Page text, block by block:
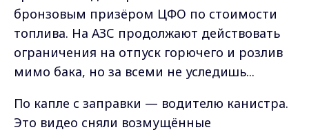
бронзовым призёром ЦФО по стоимости
топлива. На АЗС продолжают действовать
ограничения на отпуск горючего и розлив
мимо бака, но за всеми не уследишь...
По капле с заправки — водителю канистра.
Это видео сняли возмущённые